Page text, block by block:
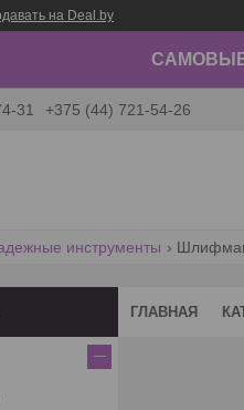
на Deal.by
31 +375 (44) 721-54-26
инструменты
ГЛАВНАЯ